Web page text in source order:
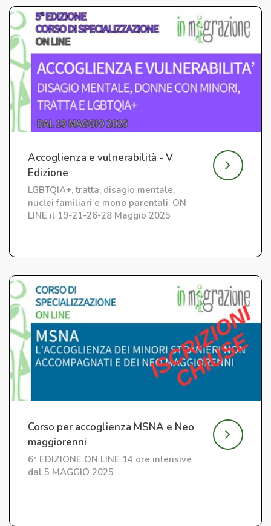
Accoglienza e vulnerabilità - V
Edizione
LGBTQIA+, tratta, disagio mentale,
nuclei familiari e mono parentali. ON
LINE il 19-21-26-28 Maggio 2025
Corso per accoglienza MSNA e Neo
maggiorenni
6ª EDIZIONE ON LINE 14 ore intensive
dal 5 MAGGIO 2025